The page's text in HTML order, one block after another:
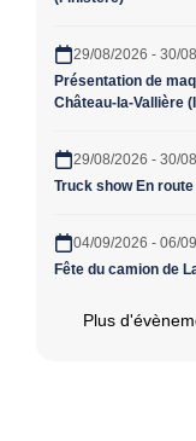
29/08/2026 - 30/
Présentation de
Château-la-Vallière
29/08/2026 - 30/
Truck show En
04/09/2026 - 06/
Fête du camion de
Plus